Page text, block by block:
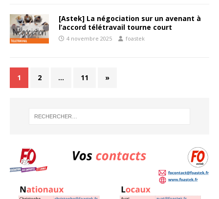
[Astek] La négociation sur un avenant à
l’accord télétravail tourne court
4 novembre 2025 foastek
1 2 … 11 »